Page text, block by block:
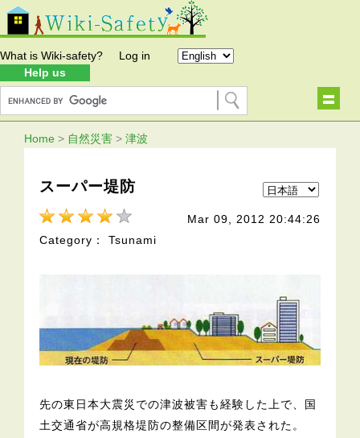
What is Wiki-safety?
Help us
Log in
Home > 自然災害 > 津波
スーパー堤防
Mar 09, 2012 20:44:26
Category： Tsunami
先の東日本大震災での津波被害も経験した上で、国
土交通省が高規格堤防の整備区間が発表された。